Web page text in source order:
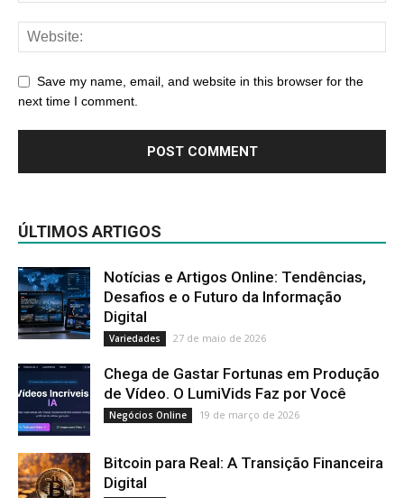
Save my name, email, and website in this browser for the
next time I comment.
ÚLTIMOS ARTIGOS
Notícias e Artigos Online: Tendências,
Desafios e o Futuro da Informação
Digital
Variedades 27 de maio de 2026
Chega de Gastar Fortunas em Produção
de Vídeo. O LumiVids Faz por Você
Negócios Online 19 de março de 2026
Bitcoin para Real: A Transição Financeira
Digital